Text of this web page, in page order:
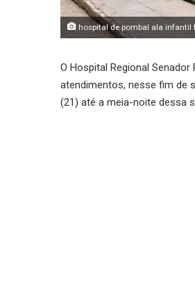
hospital de pombal ala
O Hospital Regional
atendimentos, nesse fim de
(21) até a meia-noite dessa